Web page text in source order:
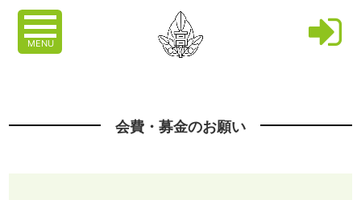
MENU
会費・募金のお願い